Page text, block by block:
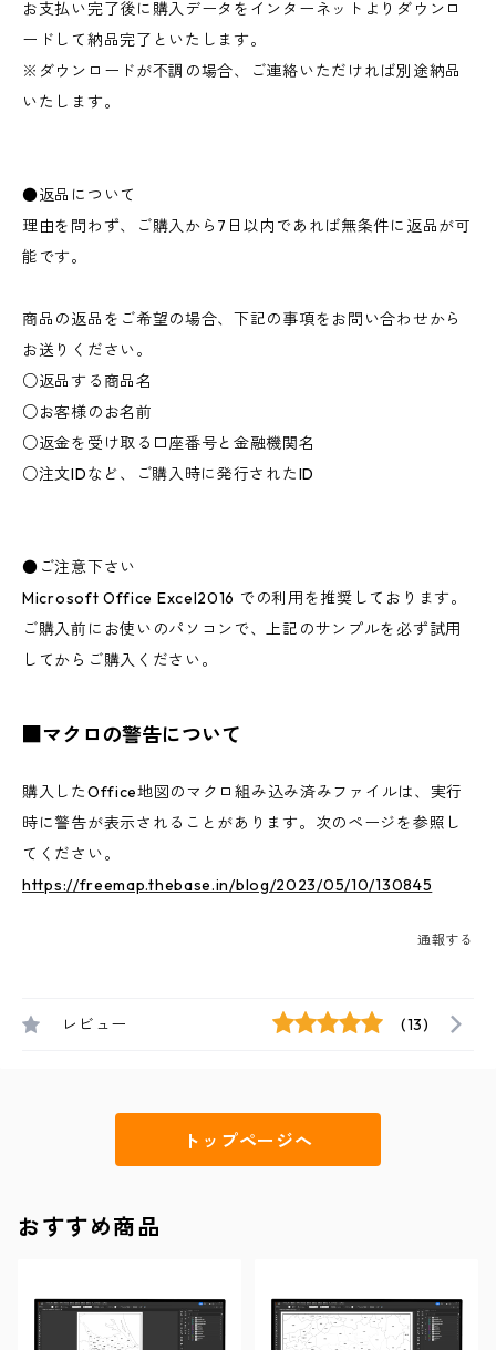
お支払い完了後に購入データをインターネットよりダウンロ
ードして納品完了といたします。
※ダウンロードが不調の場合、ご連絡いただければ別途納品
いたします。
●返品について
理由を問わず、ご購入から7日以内であれば無条件に返品が可
能です。
商品の返品をご希望の場合、下記の事項をお問い合わせから
お送りください。
○返品する商品名
○お客様のお名前
○返金を受け取る口座番号と金融機関名
○注文IDなど、ご購入時に発行されたID
●ご注意下さい
Microsoft Office Excel2016 での利用を推奨しております。
ご購入前にお使いのパソコンで、上記のサンプルを必ず試用
してからご購入ください。
■マクロの警告について
購入したOffice地図のマクロ組み込み済みファイルは、実行
時に警告が表示されることがあります。次のページを参照し
てください。
https://freemap.thebase.in/blog/2023/05/10/130845
通報する
レビュー (13)
トップページへ
おすすめ商品